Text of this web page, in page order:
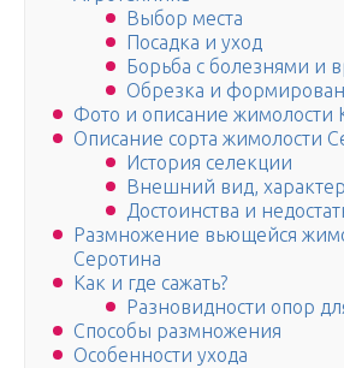
Выбор места
Посадка и уход
Борьба с болезнями и
Обрезка и
Фото и описание жимолости
Описание сорта жимолости
История селекции
Внешний вид,
Достоинства и
Размножение вьющейся
Серотина
Как и где сажать?
Разновидности опор
Способы размножения
Особенности ухода